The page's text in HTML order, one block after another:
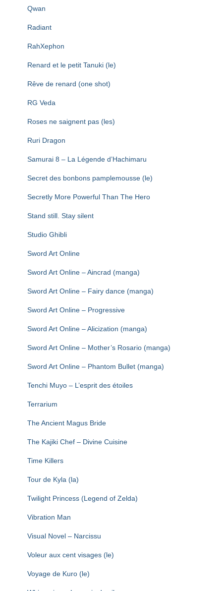
Qwan
Radiant
RahXephon
Renard et le petit Tanuki (le)
Rêve de renard (one shot)
RG Veda
Roses ne saignent pas (les)
Ruri Dragon
Samurai 8 – La Légende d’Hachimaru
Secret des bonbons pamplemousse (le)
Secretly More Powerful Than The Hero
Stand still. Stay silent
Studio Ghibli
Sword Art Online
Sword Art Online – Aincrad (manga)
Sword Art Online – Fairy dance (manga)
Sword Art Online – Progressive
Sword Art Online – Alicization (manga)
Sword Art Online – Mother’s Rosario (manga)
Sword Art Online – Phantom Bullet (manga)
Tenchi Muyo – L’esprit des étoiles
Terrarium
The Ancient Magus Bride
The Kajiki Chef – Divine Cuisine
Time Killers
Tour de Kyla (la)
Twilight Princess (Legend of Zelda)
Vibration Man
Visual Novel – Narcissu
Voleur aux cent visages (le)
Voyage de Kuro (le)